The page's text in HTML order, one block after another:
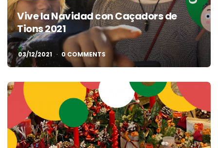
Vive la Navidad con Caçadors de
Tions 2021
03/12/2021 0 COMMENTS